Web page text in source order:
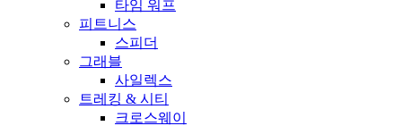
타임 워프
피트니스
스피더
그래블
사일렉스
트레킹 & 시티
크로스웨이